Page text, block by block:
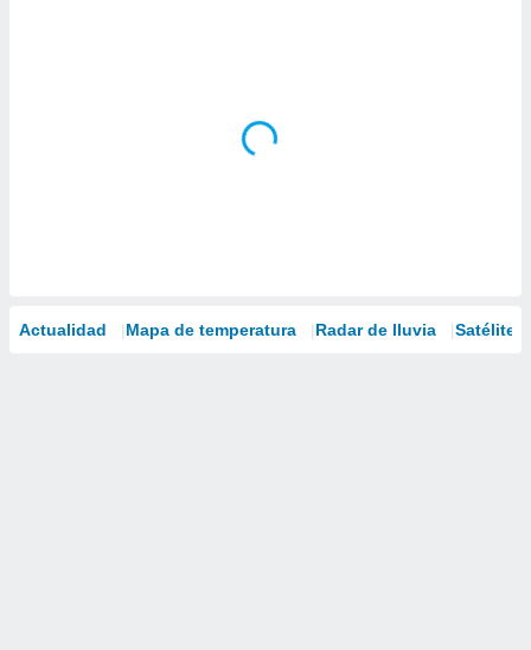
Actualidad Mapa de temperatura Radar de lluvia Satélites